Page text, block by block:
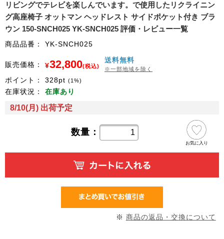
リビングでテレビを楽しんでいます。で使用したリクライニン
グ高座椅子 オットマン ヘッドレスト サイドポケット付き ブラ
ウン 150-SNCH025 YK-SNCH025 評価・レビュー一覧
商品品番： YK-SNCH025
販売価格： ¥32,800(税込)
送料無料
※一部地域を除く
ポイント： 328pt (1%)
在庫状況： 在庫あり
8/10(月) 出荷予定
数量：
お気に入り
※ 商品の返品・交換について